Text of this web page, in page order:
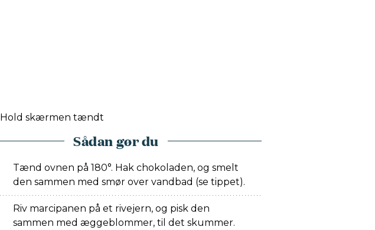
Hold skærmen tændt
Sådan gør du
Tænd ovnen på 180°. Hak chokoladen, og smelt
den sammen med smør over vandbad (se tippet).
Riv marcipanen på et rivejern, og pisk den
sammen med æggeblommer, til det skummer.